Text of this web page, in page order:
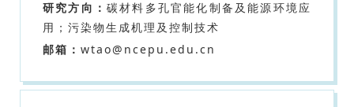
研究方向： 碳材料多孔官能化制备及能源环境应
用；污染物生成机理及控制技术
邮箱： wtao@ncepu.edu.cn